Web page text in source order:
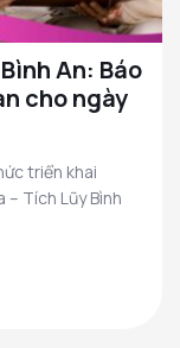
An: Báo
cho ngày
triển khai
– Tích Lũy Bình